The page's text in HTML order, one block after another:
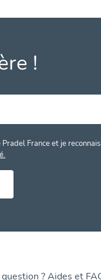
!
France et je reconnais